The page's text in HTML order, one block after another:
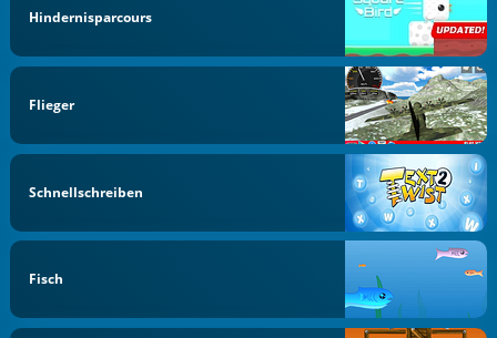
Hindernisparcours
Flieger
Schnellschreiben
Fisch